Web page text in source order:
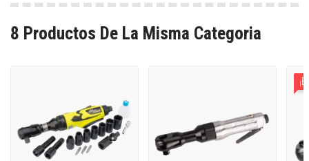
8 Productos De La Misma Categoria